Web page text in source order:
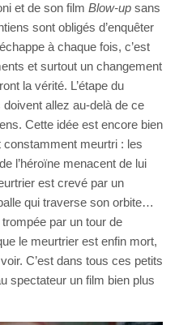
et de son film Blow-up sans
sont obligés d’enquêter
à chaque fois, c’est
et surtout un changement
la vérité. L’étape du
allez au-delà de ce
Cette idée est encore bien
constamment meurtri : les
l’héroïne menacent de lui
est crevé par un
qui traverse son orbite…
par un tour de
le meurtrier est enfin mort,
C’est dans tous ces petits
spectateur un film bien plus